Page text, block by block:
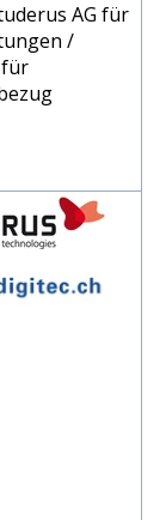
AG für
/
für